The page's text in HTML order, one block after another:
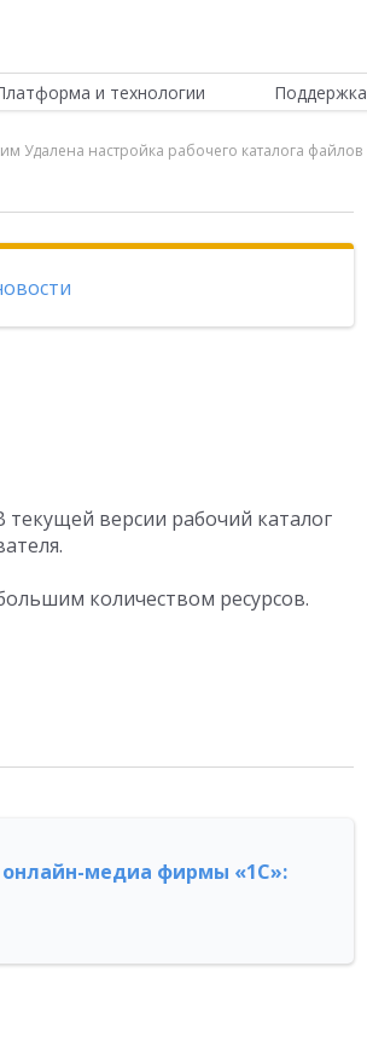
и технологии
Удалена настройка рабочего каталога файлов
текущей версии рабочий каталог
количеством ресурсов.
медиа фирмы «1С»: